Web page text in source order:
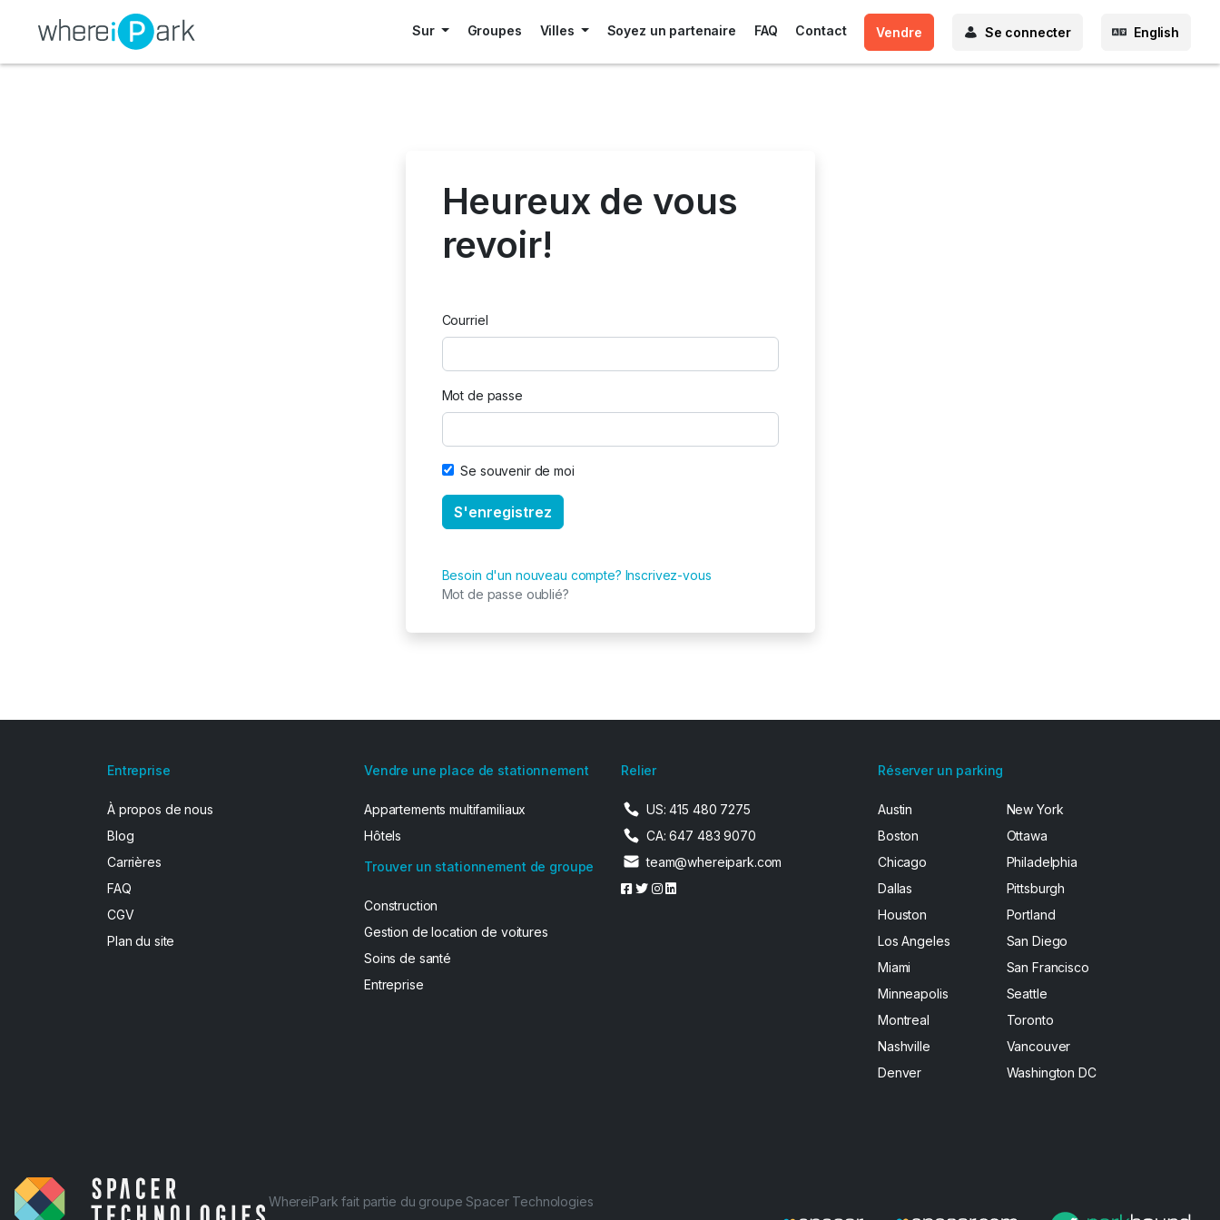
Sur Groupes Villes Soyez un partenaire FAQ Contact Vendre Se connecter English
Heureux de vous
revoir!
Courriel
Mot de passe
Se souvenir de moi
Besoin d'un nouveau compte? Inscrivez-vous
Mot de passe oublié?
Entreprise
À propos de nous
Blog
Carrières
FAQ
CGV
Plan du site
Vendre une place de stationnement
Appartements multifamiliaux
Hôtels
Trouver un stationnement de groupe
Construction
Gestion de location de voitures
Soins de santé
Entreprise
Relier
US: 415 480 7275
CA: 647 483 9070
team@whereipark.com
Réserver un parking
Austin
Boston
Chicago
Dallas
Houston
Los Angeles
Miami
Minneapolis
Montreal
Nashville
Denver
New York
Ottawa
Philadelphia
Pittsburgh
Portland
San Diego
San Francisco
Seattle
Toronto
Vancouver
Washington DC
WhereiPark fait partie du groupe Spacer Technologies